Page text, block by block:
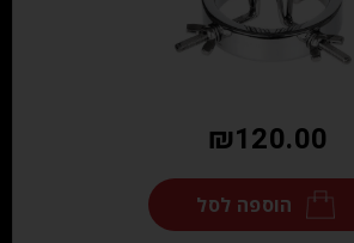
₪120.00
הוספה לסל